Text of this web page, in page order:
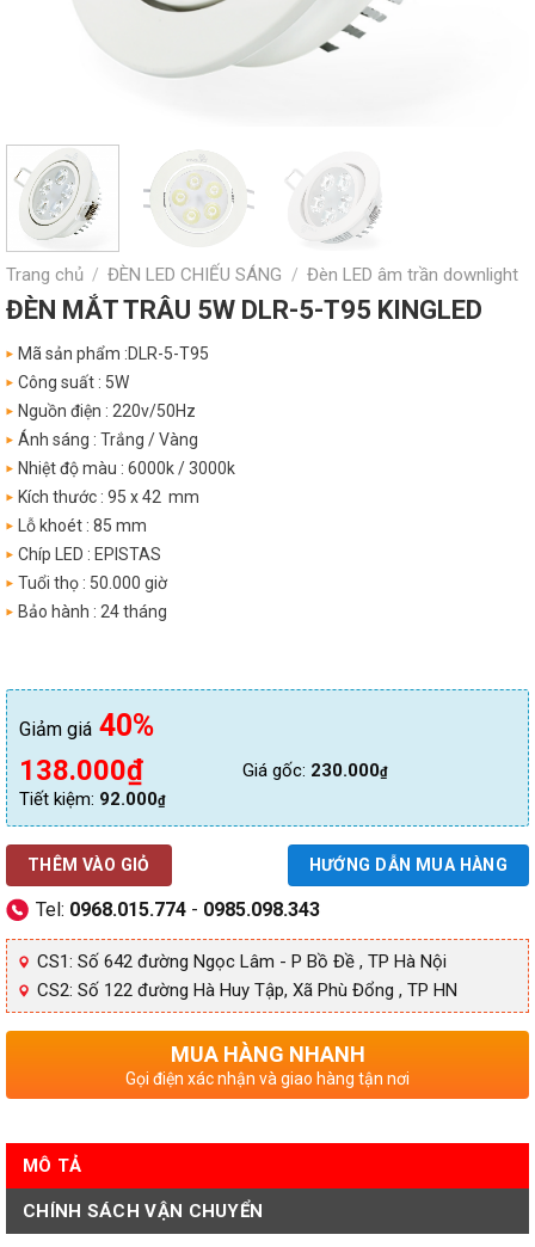
Trang chủ / ĐÈN LED CHIẾU SÁNG / Đèn LED âm trần downlight
ĐÈN MẮT TRÂU 5W DLR-5-T95 KINGLED
Mã sản phẩm :DLR-5-T95
Công suất : 5W
Nguồn điện : 220v/50Hz
Ánh sáng : Trắng / Vàng
Nhiệt độ màu : 6000k / 3000k
Kích thước : 95 x 42 mm
Lỗ khoét : 85 mm
Chíp LED : EPISTAS
Tuổi thọ : 50.000 giờ
Bảo hành : 24 tháng
Giảm giá 40%
Giá
gốc
là:
230.000₫.
138.000₫Giá
hiện
tại
là:
138.000₫.
Giá gốc: 230.000₫
Tiết kiệm: 92.000₫
THÊM VÀO GIỎ HƯỚNG DẪN MUA HÀNG
Tel: 0968.015.774 - 0985.098.343
CS1: Số 642 đường Ngọc Lâm - P Bồ Đề , TP Hà Nội
CS2: Số 122 đường Hà Huy Tập, Xã Phù Đổng , TP HN
MUA HÀNG NHANH
Gọi điện xác nhận và giao hàng tận nơi
MÔ TẢ
CHÍNH SÁCH VẬN CHUYỂN